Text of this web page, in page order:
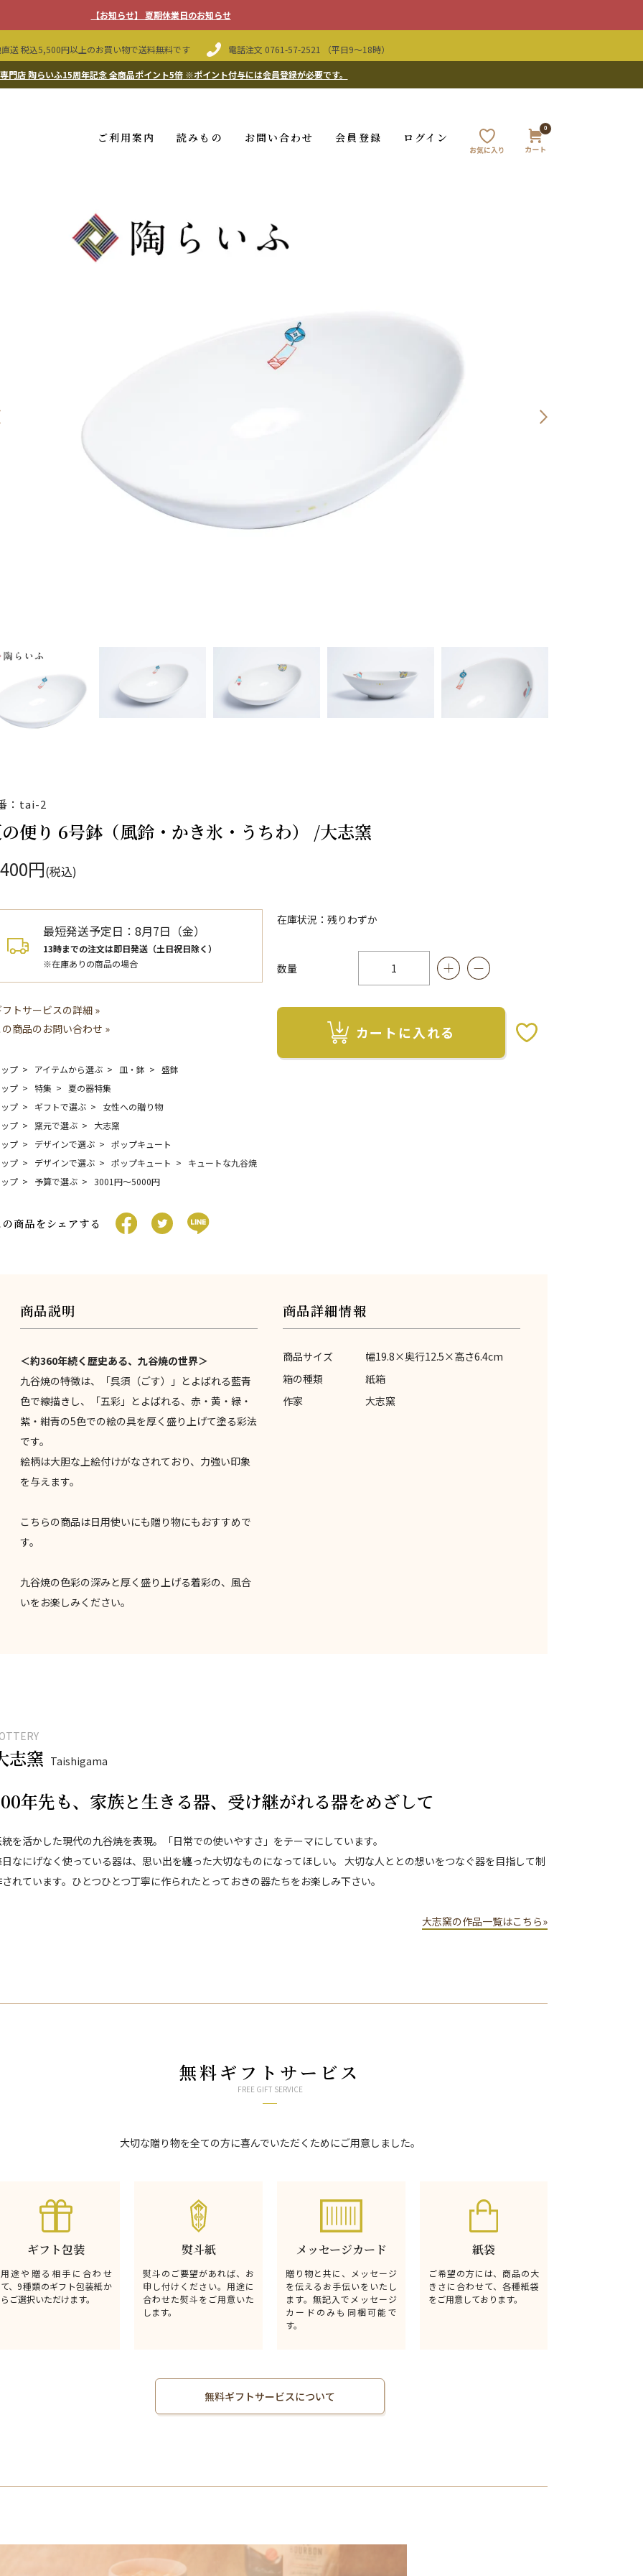
【お知らせ】 夏期休業日のお知らせ
送 税込5,500円以上のお買い物で送料無料です 電話注文 0761-57-2521 （平日9〜18時）
門店 陶らいふ15周年記念 全商品ポイント5倍※ポイント付与には会員登録が必要です。
ご利用案内 読みもの お問い合わせ 会員登録 ログイン
0
：tai-2
便り 6号鉢（風鈴・かき氷・うちわ） /大志窯
円(税込)
在庫状況：残りわずか
数量
カートに入れるお気に入りボタン
最短発送予定日： 8月7日（金）
13時までの注文は即日発送（土日祝日除く）
※在庫ありの商品の場合
トサービスの詳細 »
商品のお問い合わせ »
プ アイテムから選ぶ 皿・鉢
盛鉢
プ
特集
夏の器特集
プ
ギフトで選ぶ
女性への贈り物
プ
窯元で選ぶ
大志窯
プ
デザインで選ぶ
ポップキュート
プ
デザインで選ぶ ポップキュート
キュートな九谷焼
プ
予算で選ぶ 3001円〜5000円
の商品をシェアする
商品説明
＜約360年続く歴史ある、九谷焼の世界＞
九谷焼の特徴は、「呉須（ごす）」とよばれる藍青
色で線描きし、「五彩」とよばれる、赤・黄・緑・
紫・紺青の5色での絵の具を厚く盛り上げて塗る彩法
です。
絵柄は大胆な上絵付けがなされており、力強い印象
を与えます。
こちらの商品は日用使いにも贈り物にもおすすめで
す。
九谷焼の色彩の深みと厚く盛り上げる着彩の、風合
いをお楽しみください。
商品詳細情報
商品サイズ
幅19.8×奥行12.5×高さ6.4cm
箱の種類
紙箱
作家
大志窯
志窯 Taishigama
年先も、家族と生きる器、受け継がれる器をめざして
を活かした現代の九谷焼を表現。「日常での使いやすさ」をテーマにしています。
なにげなく使っている器は、思い出を纏った大切なものになってほしい。 大切な人ととの想いをつなぐ器を目指して制
れています。ひとつひとつ丁寧に作られたとっておきの器たちをお楽しみ下さい。
大志窯の作品一覧はこちら»
無料ギフトサービス
FREE GIFT SERVICE
大切な贈り物を全ての方に喜んでいただくためにご用意しました。
ギフト包装
用途や贈る相手に合わせ
て、9種類のギフト包装紙か
らご選択いただけます。
熨斗紙
熨斗のご要望があれば、お
申し付けください。用途に
合わせた熨斗をご用意いた
します。
メッセージカード
贈り物と共に、メッセージ
を伝えるお手伝いをいたし
ます。無記入でメッセージ
カードのみも同梱可能で
す。
紙袋
ご希望の方には、商品の大
きさに合わせて、各種紙袋
をご用意しております。
無料ギフトサービスについて